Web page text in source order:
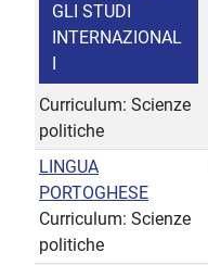
GLI STUDI
INTERNAZIONAL
Curriculum: Scienze
politiche
LINGUA
PORTOGHESE
Curriculum: Scienze
politiche